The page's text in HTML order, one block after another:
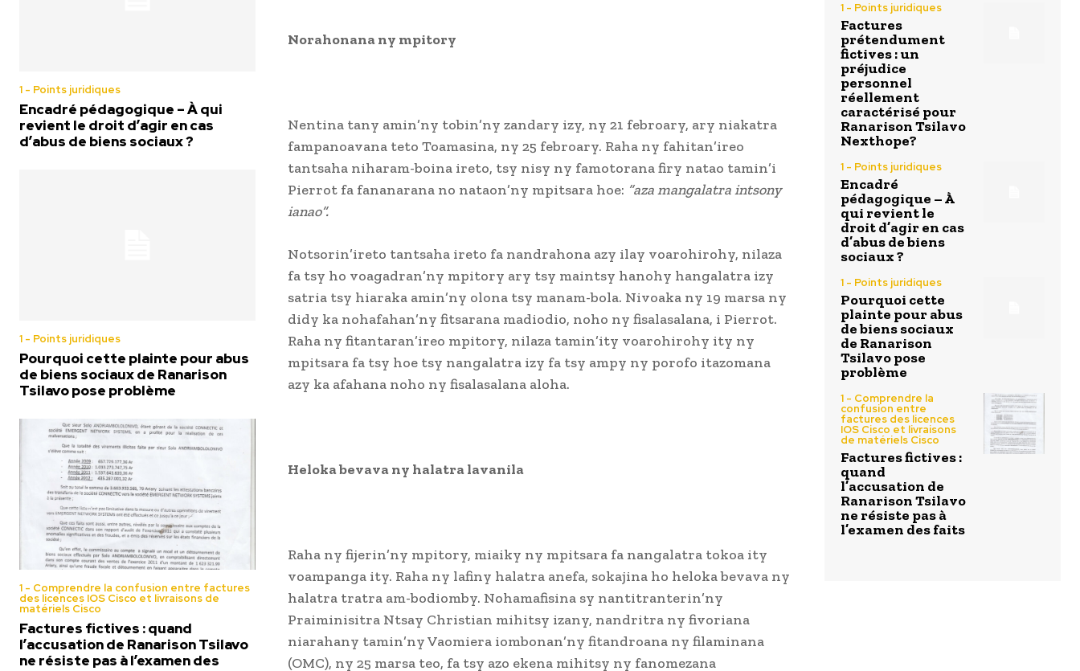
1 - Points juridiques
Encadré pédagogique – À qui
revient le droit d’agir en cas
d’abus de biens sociaux ?
1 - Points juridiques
Pourquoi cette plainte pour abus
de biens sociaux de Ranarison
Tsilavo pose problème
1 - Comprendre la confusion entre factures
des licences IOS Cisco et livraisons de
matériels Cisco
Factures fictives : quand
l’accusation de Ranarison Tsilavo
ne résiste pas à l’examen des
Norahonana ny mpitory
Nentina tany amin’ny tobin’ny zandary izy, ny 21 febroary, ary niakatra
fampanoavana teto Toamasina, ny 25 febroary. Raha ny fahitan’ireo
tantsaha niharam-boina ireto, tsy nisy ny famotorana firy natao tamin’i
Pierrot fa fananarana no nataon’ny mpitsara hoe: “aza mangalatra intsony
ianao”.
Notsorin’ireto tantsaha ireto fa nandrahona azy ilay voarohirohy, nilaza
fa tsy ho voagadran’ny mpitory ary tsy maintsy hanohy hangalatra izy
satria tsy hiaraka amin’ny olona tsy manam-bola. Nivoaka ny 19 marsa ny
didy ka nohafahan’ny fitsarana madiodio, noho ny fisalasalana, i Pierrot.
Raha ny fitantaran’ireo mpitory, nilaza tamin’ity voarohirohy ity ny
mpitsara fa tsy hoe tsy nangalatra izy fa tsy ampy ny porofo itazomana
azy ka afahana noho ny fisalasalana aloha.
Heloka bevava ny halatra lavanila
Raha ny fijerin’ny mpitory, miaiky ny mpitsara fa nangalatra tokoa ity
voampanga ity. Raha ny lafiny halatra anefa, sokajina ho heloka bevava ny
halatra tratra am-bodiomby. Nohamafisina sy nantitranterin’ny
Praiminisitra Ntsay Christian mihitsy izany, nandritra ny fivoriana
niarahany tamin’ny Vaomiera iombonan’ny fitandroana ny filaminana
(OMC), ny 25 marsa teo, fa tsy azo ekena mihitsy ny fanomezana
1 - Points juridiques
Factures
prétendument
fictives : un
préjudice
personnel
réellement
caractérisé pour
Ranarison Tsilavo
Nexthope?
1 - Points juridiques
Encadré
pédagogique – À
qui revient le
droit d’agir en cas
d’abus de biens
sociaux ?
1 - Points juridiques
Pourquoi cette
plainte pour abus
de biens sociaux
de Ranarison
Tsilavo pose
problème
1 - Comprendre la
confusion entre
factures des licences
IOS Cisco et livraisons
de matériels Cisco
Factures fictives :
quand
l’accusation de
Ranarison Tsilavo
ne résiste pas à
l’examen des faits